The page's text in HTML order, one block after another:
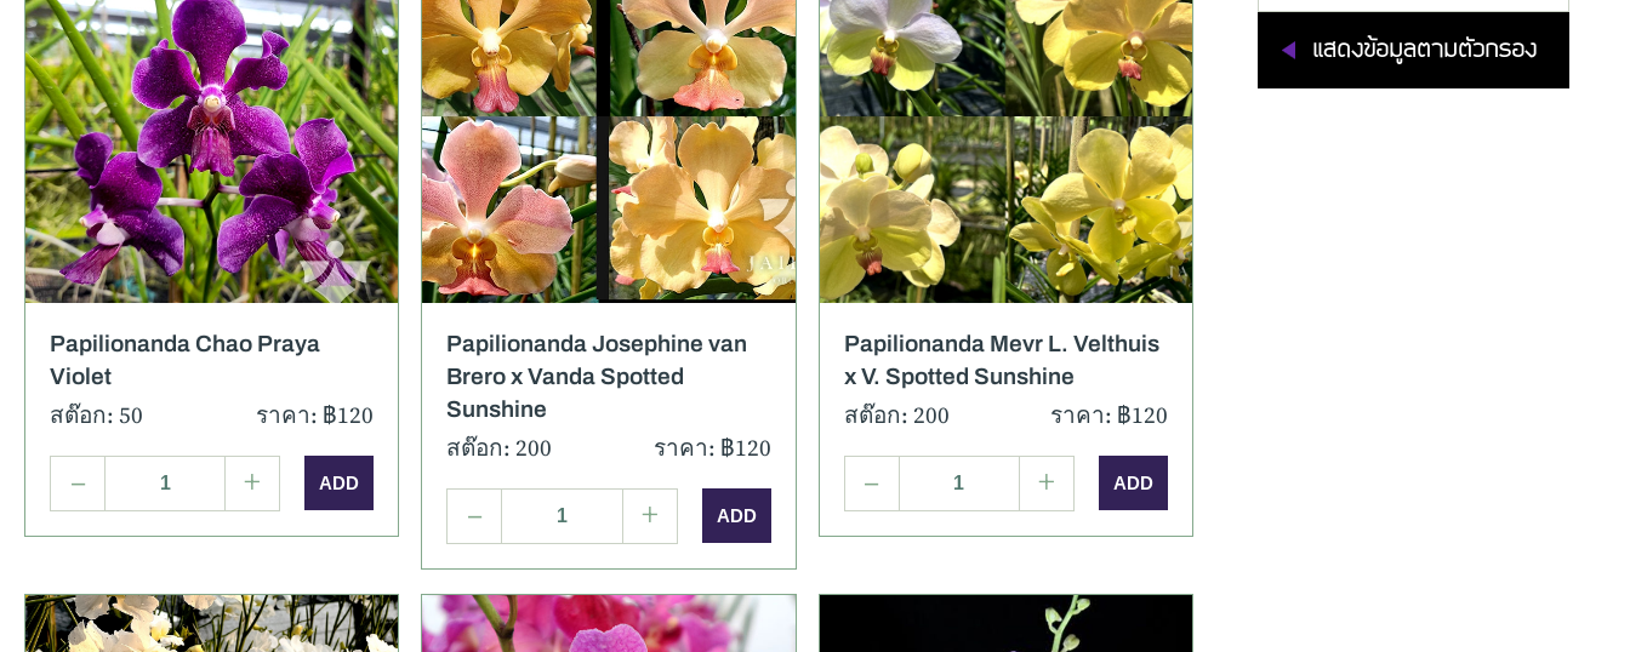
รายละเอียด ภาพเพิ่มเติม
Papilionanda Chao Praya
Violet
สต๊อก: 50 ราคา: ฿120
– +
รายละเอียด ภาพเพิ่มเติม
Papilionanda Josephine van
Brero x Vanda Spotted
Sunshine
สต๊อก: 200 ราคา: ฿120
– +
รายละเอียด ภาพเพิ่มเติม
Papilionanda Mevr L. Velthuis
x V. Spotted Sunshine
สต๊อก: 200 ราคา: ฿120
– +
Oncidium
Other Hybrids